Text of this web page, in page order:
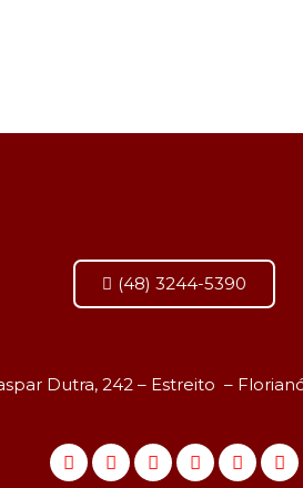
(48) 3244-5390
Dutra, 242 – Estreito –